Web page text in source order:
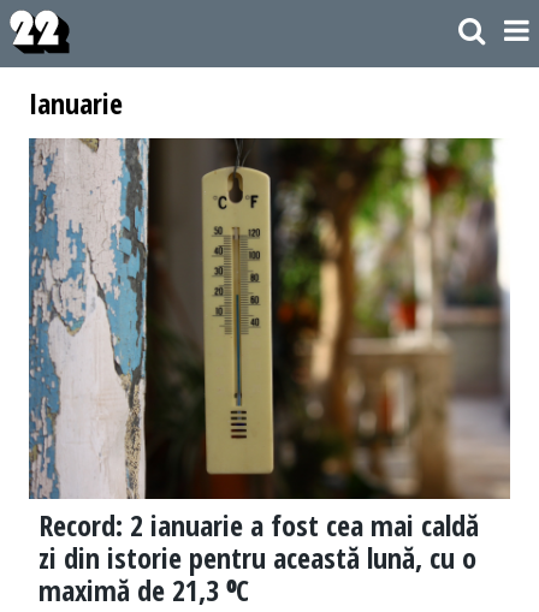
Ianuarie
Record: 2 ianuarie a fost cea mai caldă
zi din istorie pentru această lună, cu o
maximă de 21,3 ⁰C